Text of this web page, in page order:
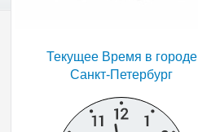
Текущее Время в городе
Санкт-Петербург